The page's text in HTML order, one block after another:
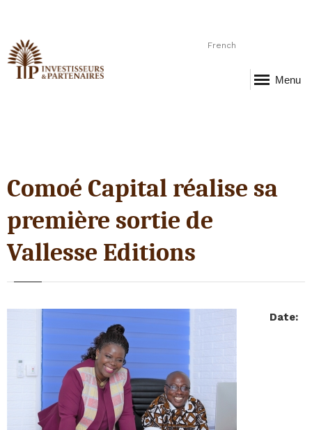
French
Menu
Comoé Capital réalise sa
première sortie de
Vallesse Editions
Date: